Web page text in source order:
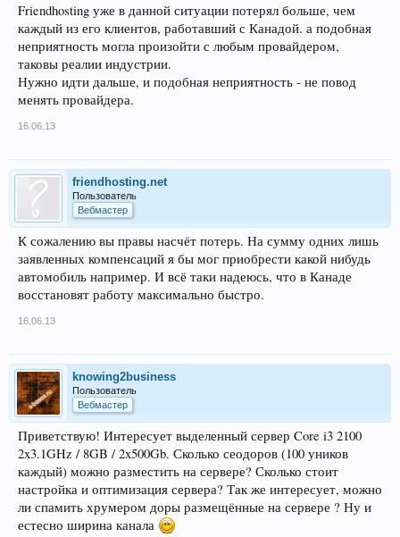
Friendhosting уже в данной ситуации потерял больше, чем
каждый из его клиентов, работавший с Канадой. а подобная
неприятность могла произойти с любым провайдером,
таковы реалии индустрии.
Нужно идти дальше, и подобная неприятность - не повод
менять провайдера.
16.06.13
friendhosting.net
Пользователь
Вебмастер
К сожалению вы правы насчёт потерь. На сумму одних лишь
заявленных компенсаций я бы мог приобрести какой нибудь
автомобиль например. И всё таки надеюсь, что в Канаде
восстановят работу максимально быстро.
16.06.13
knowing2business
Пользователь
Вебмастер
Приветствую! Интересует выделенный сервер Core i3 2100
2x3.1GHz / 8GB / 2x500Gb. Сколько сеодоров (100 уников
каждый) можно разместить на сервере? Сколько стоит
настройка и оптимизация сервера? Так же интересует, можно
ли спамить хрумером доры размещённые на сервере ? Ну и
естесно ширина канала